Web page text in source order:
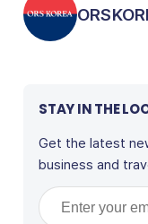
Posted
STAY IN THE
Get the latest
business and
Enter your email